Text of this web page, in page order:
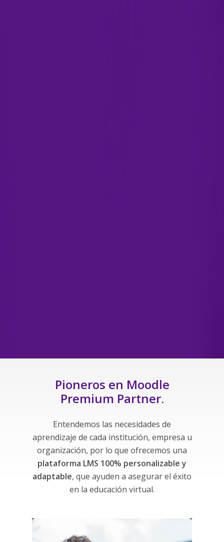
Pioneros en Moodle
Premium Partner.
Entendemos las necesidades de
aprendizaje de cada institución, empresa u
organización, por lo que ofrecemos una
plataforma LMS 100% personalizable y
adaptable, que ayuden a asegurar el éxito
en la educación virtual.